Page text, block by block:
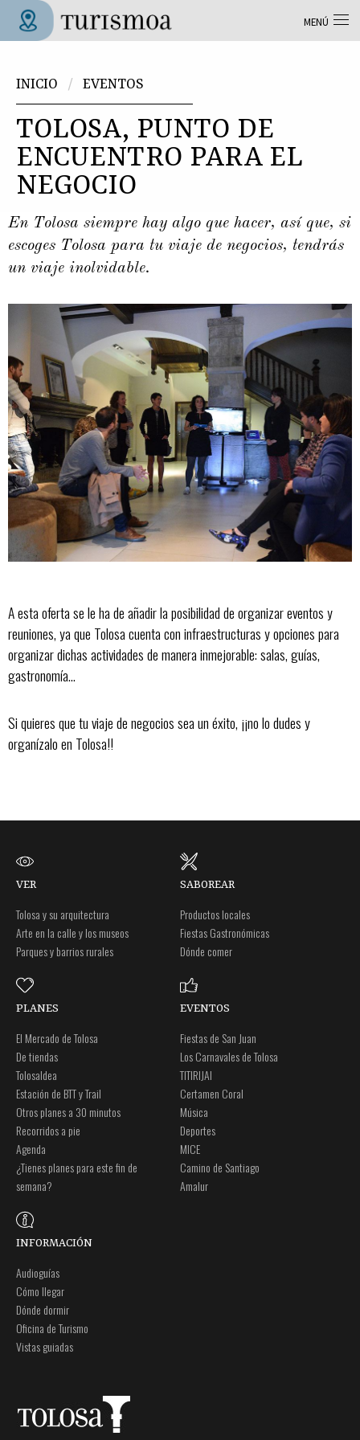
Pasar al contenido principal
INICIO
EVENTOS
TOLOSA, PUNTO DE
ENCUENTRO PARA EL
NEGOCIO
En Tolosa siempre hay algo que hacer, así que, si
escoges Tolosa para tu viaje de negocios, tendrás
un viaje inolvidable.
A esta oferta se le ha de añadir la posibilidad de organizar eventos y
reuniones, ya que Tolosa cuenta con infraestructuras y opciones para
organizar dichas actividades de manera inmejorable: salas, guías,
gastronomía...
Si quieres que tu viaje de negocios sea un éxito, ¡¡no lo dudes y
organízalo en Tolosa!!
VER
Tolosa y su arquitectura
Arte en la calle y los museos
Parques y barrios rurales
SABOREAR
Productos locales
Fiestas Gastronómicas
Dónde comer
PLANES
El Mercado de Tolosa
De tiendas
Tolosaldea
Estación de BTT y Trail
Otros planes a 30 minutos
Recorridos a pie
Agenda
¿Tienes planes para este fin de
semana?
EVENTOS
Fiestas de San Juan
Los Carnavales de Tolosa
TITIRIJAI
Certamen Coral
Música
Deportes
MICE
Camino de Santiago
Amalur
INFORMACIÓN
Audioguías
Cómo llegar
Dónde dormir
Oficina de Turismo
Vistas guiadas
MENÚ